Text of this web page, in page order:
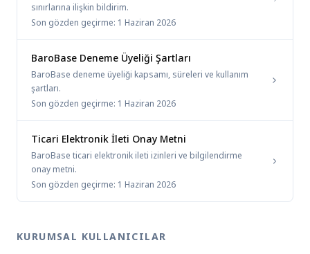
sınırlarına ilişkin bildirim.
Son gözden geçirme: 1 Haziran 2026
BaroBase Deneme Üyeliği Şartları
BaroBase deneme üyeliği kapsamı, süreleri ve kullanım
şartları.
Son gözden geçirme: 1 Haziran 2026
Ticari Elektronik İleti Onay Metni
BaroBase ticari elektronik ileti izinleri ve bilgilendirme
onay metni.
Son gözden geçirme: 1 Haziran 2026
KURUMSAL KULLANICILAR